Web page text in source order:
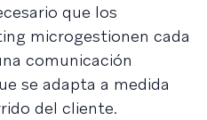
que los
microgestionen cada
comunicación
se adapta a medida
del cliente.